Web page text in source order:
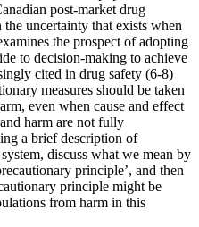
post-market drug
uncertainty that exists when
the prospect of adopting
to decision-making to achieve
cited in drug safety (6-8)
measures should be taken
even when cause and effect
harm are not fully
a brief description of
discuss what we mean by
principle’, and then
principle might be
from harm in this